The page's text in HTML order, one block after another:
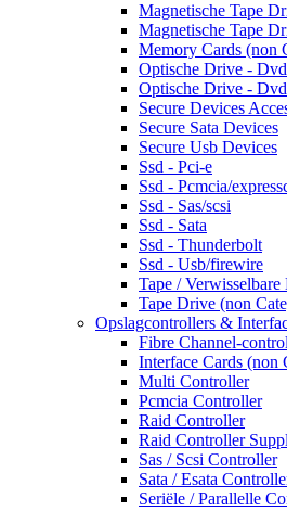
Magnetische Tape
Magnetische Tape
Memory Cards (non
Optische Drive -
Optische Drive -
Secure Devices
Secure Sata Devices
Secure Usb Devices
Ssd - Pci-e
Ssd - Pcmcia/
Ssd - Sas/scsi
Ssd - Sata
Ssd - Thunderbolt
Ssd - Usb/firewire
Tape / Verwisselbare
Tape Drive (non
Opslagcontrollers &
Fibre Channel-
Interface Cards (non
Multi Controller
Pcmcia Controller
Raid Controller
Raid Controller
Sas / Scsi Controller
Sata / Esata
Seriële / Parallelle